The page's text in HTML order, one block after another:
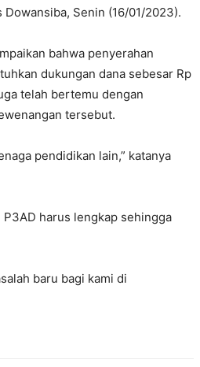
Senin (16/01/2023).
bahwa penyerahan
dukungan dana sebesar Rp
telah bertemu dengan
tersebut.
pendidikan lain,” katanya
harus lengkap sehingga
baru bagi kami di